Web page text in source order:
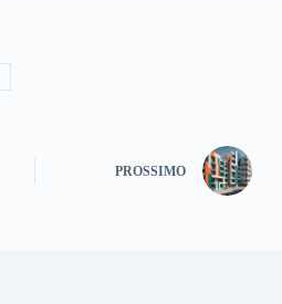
PROSSIMO